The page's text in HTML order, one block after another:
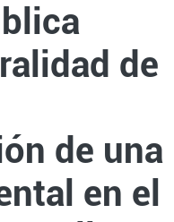
de
de una
en el